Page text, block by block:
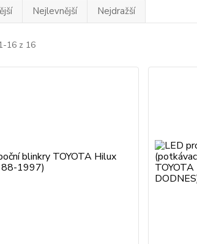
Nejlevnější Nejdražší
16 z 16